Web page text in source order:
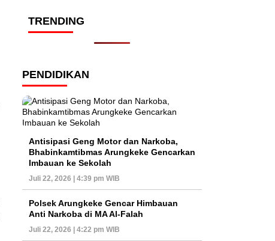
TRENDING
PENDIDIKAN
Antisipasi Geng Motor dan Narkoba,
Bhabinkamtibmas Arungkeke Gencarkan
Imbauan ke Sekolah
Juli 22, 2026 | 4:39 pm WIB
Polsek Arungkeke Gencar Himbauan
Anti Narkoba di MA Al-Falah
Juli 22, 2026 | 4:22 pm WIB